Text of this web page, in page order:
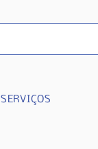
SERVIÇOS